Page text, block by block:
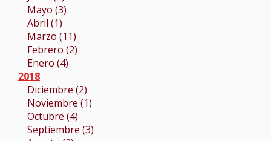
Mayo (3)
Abril (1)
Marzo (11)
Febrero (2)
Enero (4)
2018
Diciembre (2)
Noviembre (1)
Octubre (4)
Septiembre (3)